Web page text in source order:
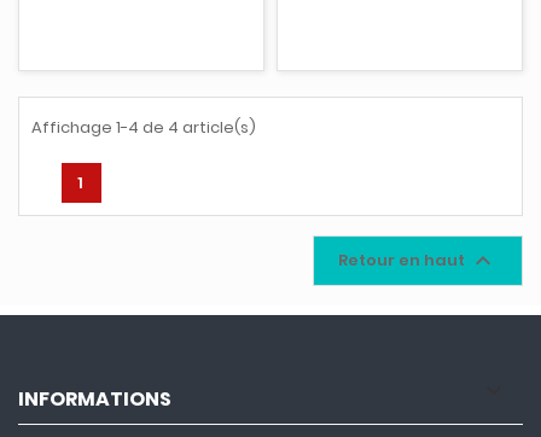
Affichage 1-4 de 4 article(s)
1
Retour en haut 
INFORMATIONS